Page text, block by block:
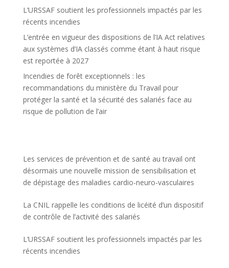
L’URSSAF soutient les professionnels impactés par les
récents incendies
L’entrée en vigueur des dispositions de l’IA Act relatives
aux systèmes d’IA classés comme étant à haut risque
est reportée à 2027
Incendies de forêt exceptionnels : les
recommandations du ministère du Travail pour
protéger la santé et la sécurité des salariés face au
risque de pollution de l’air
Les services de prévention et de santé au travail ont
désormais une nouvelle mission de sensibilisation et
de dépistage des maladies cardio-neuro-vasculaires
La CNIL rappelle les conditions de licéité d’un dispositif
de contrôle de l’activité des salariés
L’URSSAF soutient les professionnels impactés par les
récents incendies